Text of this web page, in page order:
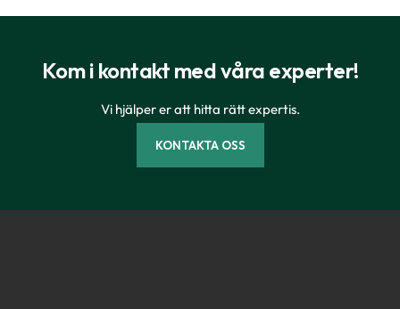
Kom i kontakt med våra experter!
Vi hjälper er att hitta rätt expertis.
KONTAKTA OSS